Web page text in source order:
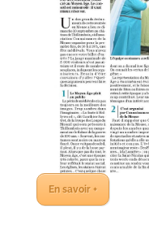
En savoir +